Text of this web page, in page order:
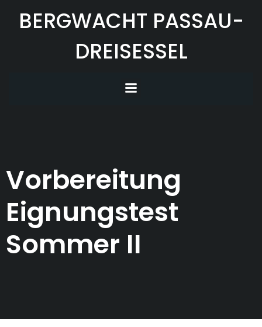
Inhalt
BERGWACHT PASSAU-
DREISESSEL
Vorbereitung
Eignungstest
Sommer II